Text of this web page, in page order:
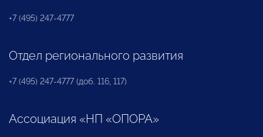
+7 (495) 247-4777
Отдел регионального развития
+7 (495) 247-4777 (доб. 116, 117)
Ассоциация «НП «ОПОРА»